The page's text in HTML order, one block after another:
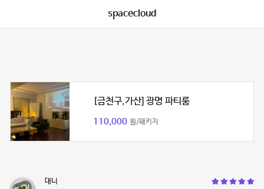
spacecloud
[금천구,가산] 광명 파티룸
110,000 원/패키지
대니